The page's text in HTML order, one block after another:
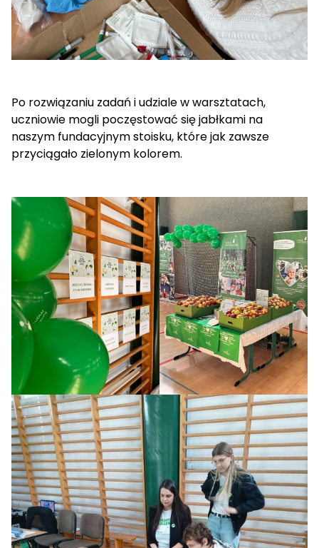
Po rozwiązaniu zadań i udziale w warsztatach,
uczniowie mogli poczęstować się jabłkami na
naszym fundacyjnym stoisku, które jak zawsze
przyciągało zielonym kolorem.